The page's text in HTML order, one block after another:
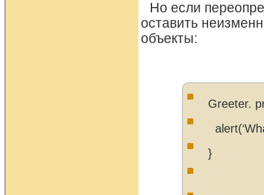
Но если
оставить
объекты:
Greeter.
}